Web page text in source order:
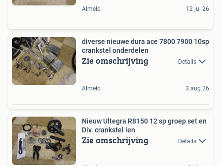
Almelo 12 jul 26
diverse nieuwe dura ace 7800 7900 10sp
crankstel onderdelen
Zie omschrijving Details
Almelo 3 aug 26
Nieuw Ultegra R8150 12 sp groep set en
Div. crankstel len
Zie omschrijving Details